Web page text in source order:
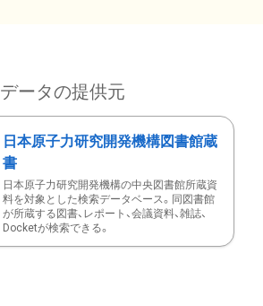
データの提供元
日本原子力研究開発機構図書館蔵
書
日本原子力研究開発機構の中央図書館所蔵資
料を対象とした検索データベース。同図書館
が所蔵する図書、レポート、会議資料、雑誌、
Docketが検索できる。